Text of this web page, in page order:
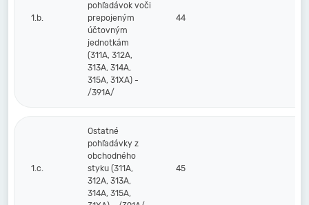
1.b.
pohľadávok voči
prepojeným
účtovným
jednotkám
(311A, 312A,
313A, 314A,
315A, 31XA) -
/391A/
44
1.c.
Ostatné
pohľadávky z
obchodného
styku (311A,
312A, 313A,
314A, 315A,
45